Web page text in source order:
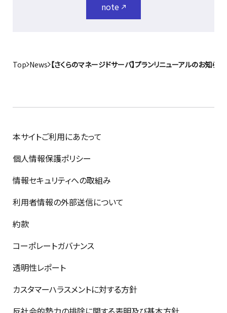
note
Top News 【さくらのマネージドサーバ】プランリニューアルのお知らせ
本サイトご利用にあたって
個人情報保護ポリシー
情報セキュリティへの取組み
利用者情報の外部送信について
約款
コーポレートガバナンス
透明性レポート
カスタマーハラスメントに対する方針